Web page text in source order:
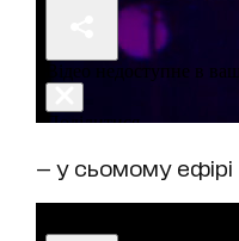
— у сьомому ефірі